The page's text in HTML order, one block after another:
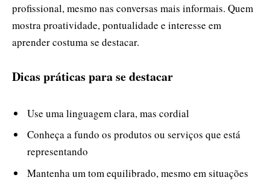
profissional, mesmo nas conversas mais informais. Quem
mostra proatividade, pontualidade e interesse em
aprender costuma se destacar.
Dicas práticas para se destacar
Use uma linguagem clara, mas cordial
Conheça a fundo os produtos ou serviços que está
representando
Mantenha um tom equilibrado, mesmo em situações